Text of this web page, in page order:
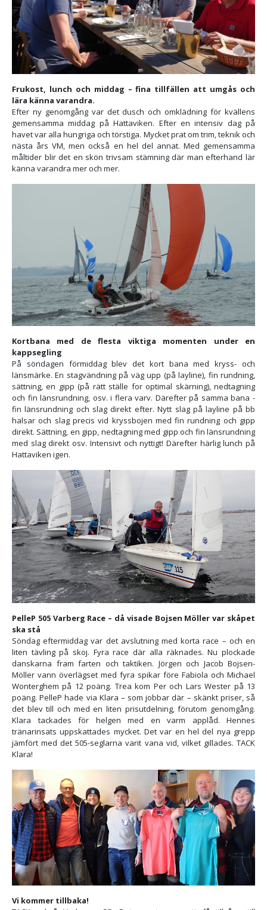
Frukost, lunch och middag – fina tillfällen att umgås och
lära känna varandra.
Efter ny genomgång var det dusch och omklädning för kvällens
gemensamma middag på Hattaviken. Efter en intensiv dag på
havet var alla hungriga och törstiga. Mycket prat om trim, teknik och
nästa års VM, men också en hel del annat. Med gemensamma
måltider blir det en skön trivsam stämning där man efterhand lär
känna varandra mer och mer.
Kortbana med de flesta viktiga momenten under en
kappsegling
På söndagen förmiddag blev det kort bana med kryss- och
länsmärke. En stagvändning på väg upp (på layline), fin rundning,
sättning, en gipp (på rätt ställe for optimal skärning), nedtagning
och fin länsrundning, osv. i flera varv. Därefter på samma bana -
fin länsrundning och slag direkt efter. Nytt slag på layline på bb
halsar och slag precis vid kryssbojen med fin rundning och gipp
direkt. Sättning, en gipp, nedtagning med gipp och fin länsrundning
med slag direkt osv. Intensivt och nyttigt! Därefter härlig lunch på
Hattaviken igen.
PelleP 505 Varberg Race – då visade Bojsen Möller var skåpet
ska stå
Söndag eftermiddag var det avslutning med korta race – och en
liten tävling på skoj. Fyra race där alla räknades. Nu plockade
danskarna fram farten och taktiken. Jörgen och Jacob Bojsen-
Möller vann överlägset med fyra spikar före Fabiola och Michael
Wonterghem på 12 poäng. Trea kom Per och Lars Wester på 13
poäng. PelleP hade via Klara – som jobbar där – skänkt priser, så
det blev till och med en liten prisutdelning, förutom genomgång.
Klara tackades för helgen med en varm applåd. Hennes
tränarinsats uppskattades mycket. Det var en hel del nya grepp
jämfört med det 505-seglarna varit vana vid, vilket gillades. TACK
Klara!
Vi kommer tillbaka!